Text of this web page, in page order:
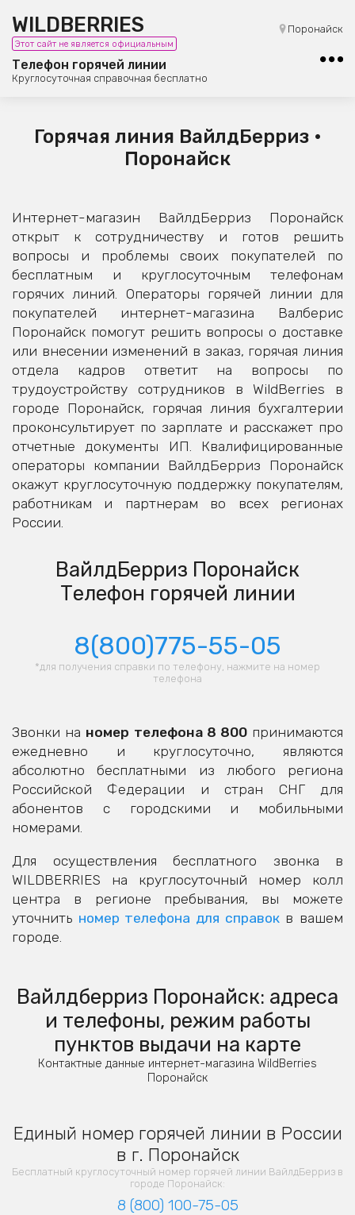
WILDBERRIES
Этот сайт не является официальным
Телефон горячей линии
Круглосуточная справочная бесплатно
Поронайск
8 (800) 101-42-23
Бесплатная юридическая консультация
Горячая линия ВайлдБерриз •
Поронайск
Интернет-магазин ВайлдБерриз Поронайск
открыт к сотрудничеству и готов решить
вопросы и проблемы своих покупателей по
бесплатным и круглосуточным телефонам
горячих линий. Операторы горячей линии для
покупателей интернет-магазина Валберис
Поронайск помогут решить вопросы о доставке
или внесении изменений в заказ, горячая линия
отдела кадров ответит на вопросы по
трудоустройству сотрудников в WildBerries в
городе Поронайск, горячая линия бухгалтерии
проконсультирует по зарплате и расскажет про
отчетные документы ИП. Квалифицированные
операторы компании ВайлдБерриз Поронайск
окажут круглосуточную поддержку покупателям,
работникам и партнерам во всех регионах
России.
ВайлдБерриз Поронайск
Телефон горячей линии
8(800)775-55-05
*для получения справки по телефону, нажмите на номер
телефона
Звонки на номер телефона 8 800принимаются
ежедневно и круглосуточно, являются
абсолютно бесплатными из любого региона
Российской Федерации и стран СНГ для
абонентов с городскими и мобильными
номерами.
Для осуществления бесплатного звонка в
WILDBERRIES на круглосуточный номер колл
центра в регионе пребывания, вы можете
уточнить номер телефона для справокв вашем
городе.
Вайлдберриз Поронайск: адреса
и телефоны, режим работы
пунктов выдачи на карте
Контактные данные интернет-магазина WildBerries
Поронайск
Единый номер горячей линии в России
в г. Поронайск
Бесплатный круглосуточный номер горячей линии ВайлдБерриз в
городе Поронайск:
8 (800) 100-75-05